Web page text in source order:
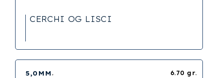
CERCHI OG LISCI
6.70 gr.
5,0MM